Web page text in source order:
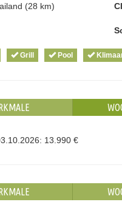
(28 km)
Grill Pool
13.990 €